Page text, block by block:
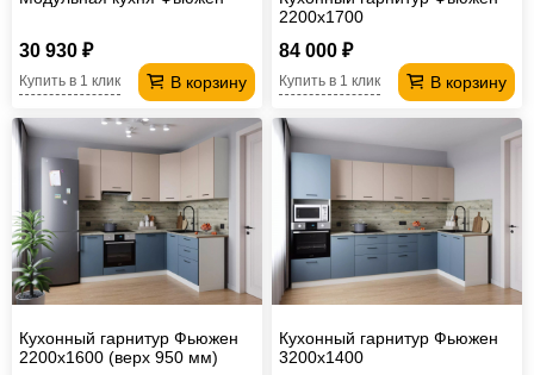
30 930 ₽
В корзину
Купить в 1 клик
2200х1700
84 000 ₽
В корзину
Купить в 1 клик
Кухонный гарнитур Фьюжен
2200х1600 (верх 950 мм)
Кухонный гарнитур Фьюжен
3200х1400